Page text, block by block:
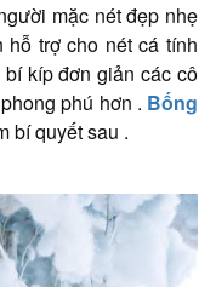
mặc nét đẹp nhẹ
hỗ trợ cho nét cá tính
kíp đơn giản các cô
phú hơn . Bống
bí quyết sau .